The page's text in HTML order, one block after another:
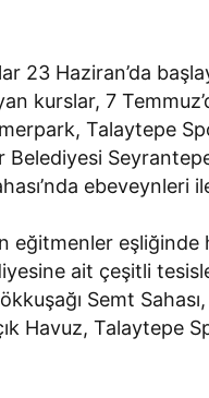
23 Haziran’da
kurslar, 7
Talaytepe
Belediyesi
ebeveynleri
eğitmenler
ait çeşitli
Semt
Havuz, Talaytepe